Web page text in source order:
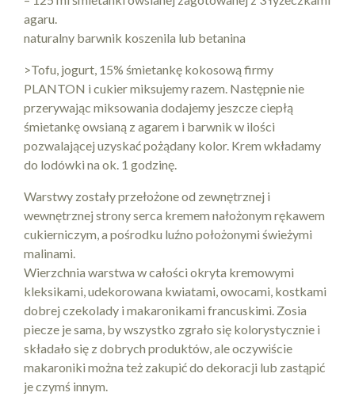
agaru.
naturalny barwnik koszenila lub betanina
>Tofu, jogurt, 15% śmietankę kokosową firmy
PLANTON i cukier miksujemy razem. Następnie nie
przerywając miksowania dodajemy jeszcze ciepłą
śmietankę owsianą z agarem i barwnik w ilości
pozwalającej uzyskać pożądany kolor. Krem wkładamy
do lodówki na ok. 1 godzinę.
Warstwy zostały przełożone od zewnętrznej i
wewnętrznej strony serca kremem nałożonym rękawem
cukierniczym, a pośrodku luźno położonymi świeżymi
malinami.
Wierzchnia warstwa w całości okryta kremowymi
kleksikami, udekorowana kwiatami, owocami, kostkami
dobrej czekolady i makaronikami francuskimi. Zosia
piecze je sama, by wszystko zgrało się kolorystycznie i
składało się z dobrych produktów, ale oczywiście
makaroniki można też zakupić do dekoracji lub zastąpić
je czymś innym.